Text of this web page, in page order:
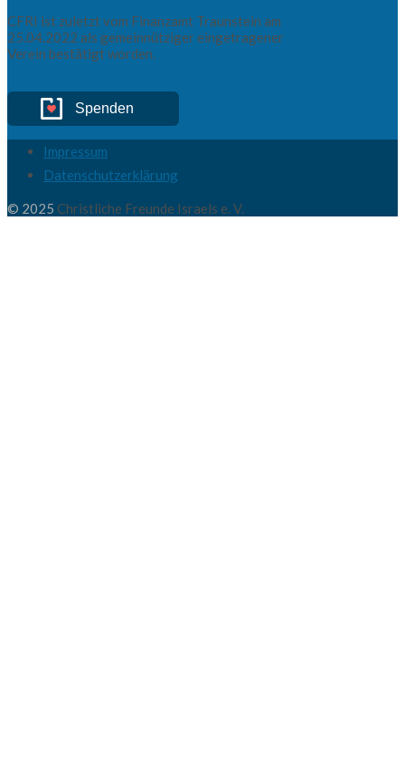
CFRI ist zuletzt vom Finanzamt Traunstein am
25.04.2022 als gemeinnütziger eingetragener
Verein bestätigt worden.
Spenden
Impressum
Datenschutzerklärung
© 2025 Christliche Freunde Israels e. V.